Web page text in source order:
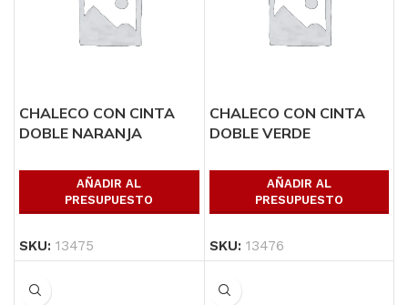
CHALECO CON CINTA
DOBLE NARANJA
AÑADIR AL
PRESUPUESTO
SKU: 13475
CHALECO CON CINTA
DOBLE VERDE
AÑADIR AL
PRESUPUESTO
SKU: 13476